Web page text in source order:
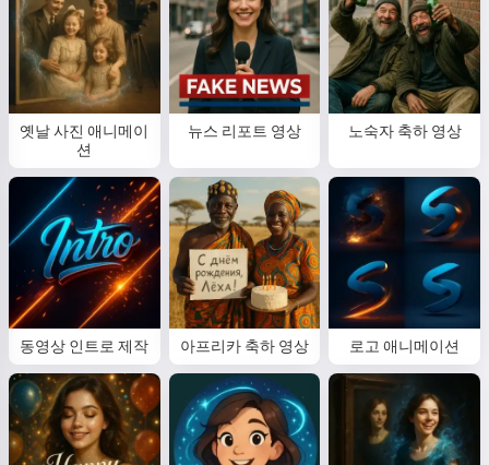
옛날 사진 애니메이
션
뉴스 리포트 영상 노숙자 축하 영상
동영상 인트로 제작 아프리카 축하 영상 로고 애니메이션